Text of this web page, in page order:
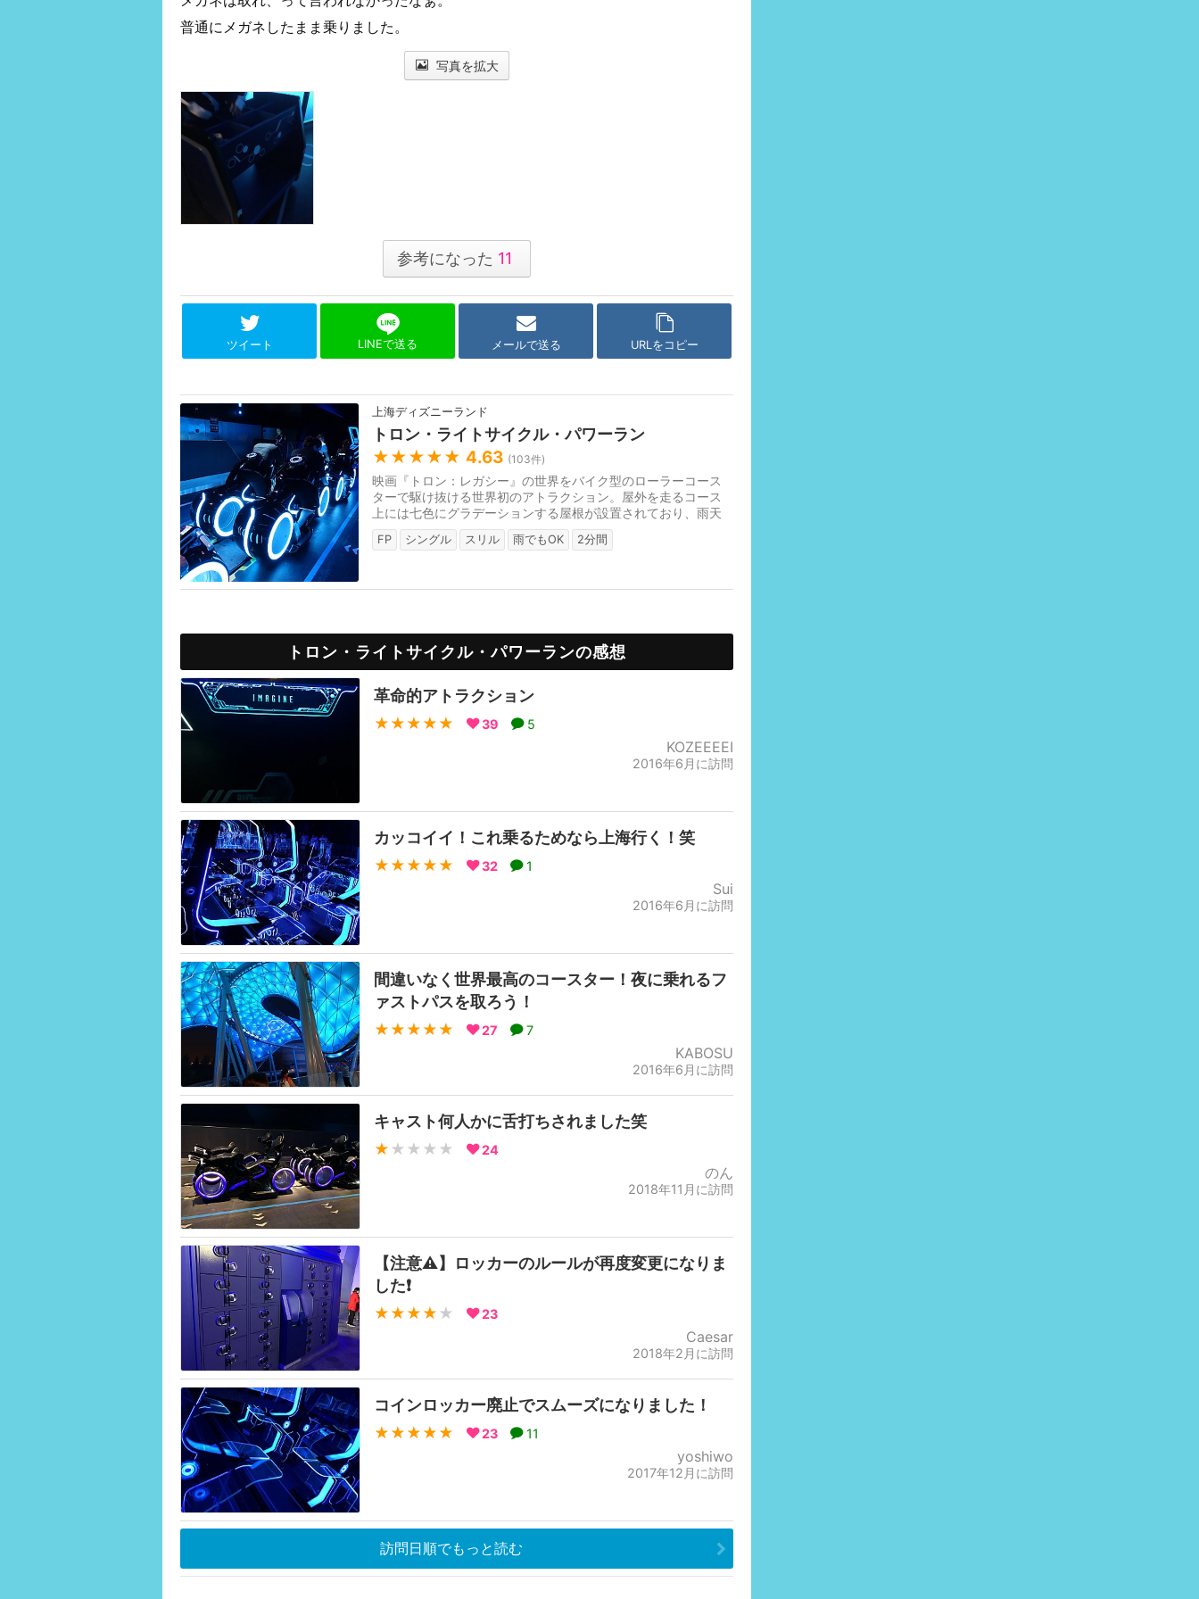
普通にメガネしたまま乗りました。
写真を拡大
参考になった 11
ツイート LINEで送る メールで送る URLをコピー
上海ディズニーランド
トロン・ライトサイクル・パワーラン
★★★★★ 4.63 (103件)
映画『トロン：レガシー』の世界をバイク型のローラーコース
ターで駆け抜ける世界初のアトラクション。屋外を走るコース
上には七色にグラデーションする屋根が設置されており、雨天
でも乗車できます。最高時速96k...
FP シングル スリル 雨でもOK 2分間
トロン・ライトサイクル・パワーランの感想
革命的アトラクション
★★★★★ 39 5
KOZEEEEI
2016年6月に訪問
カッコイイ！これ乗るためなら上海行く！笑
★★★★★ 32 1
Sui
2016年6月に訪問
間違いなく世界最高のコースター！夜に乗れるフ
ァストパスを取ろう！
★★★★★ 27 7
KABOSU
2016年6月に訪問
キャスト何人かに舌打ちされました笑
★ ★★★★ 24
のん
2018年11月に訪問
【注意⚠️】ロッカーのルールが再度変更になりま
した❗️
★★★★ ★ 23
Caesar
2018年2月に訪問
コインロッカー廃止でスムーズになりました！
★★★★★ 23 11
yoshiwo
2017年12月に訪問
訪問日順でもっと読む